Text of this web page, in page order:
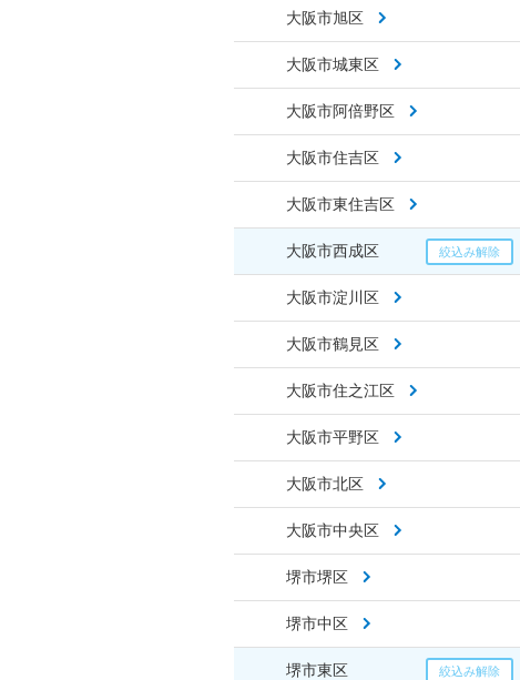
大阪市旭区
大阪市城東区
大阪市阿倍野区
大阪市住吉区
大阪市東住吉区
大阪市西成区
大阪市淀川区
大阪市鶴見区
大阪市住之江区
大阪市平野区
大阪市北区
大阪市中央区
堺市堺区
堺市中区
堺市東区